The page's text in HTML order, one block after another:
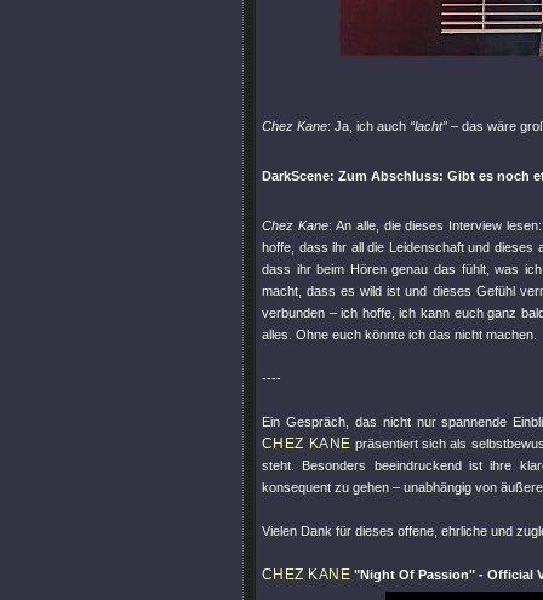
Chez Kane: Ja, ich auch “lacht” – das wäre
DarkScene: Zum Abschluss: Gibt es noch
Chez Kane: An alle, die dieses Interview
hoffe, dass ihr all die Leidenschaft und
dass ihr beim Hören genau das fühlt, was
macht, dass es wild ist und dieses Gefühl
verbunden – ich hoffe, ich kann euch ganz
alles. Ohne euch könnte ich das nicht machen.
----
Ein Gespräch, das nicht nur spannende
CHEZ KANE präsentiert sich als
steht. Besonders beeindruckend ist ihre
konsequent zu gehen – unabhängig von
Vielen Dank für dieses offene, ehrliche und
CHEZ KANE "Night Of Passion" - Official